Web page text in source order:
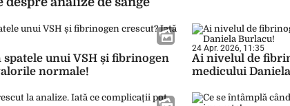
unui VSH și fibrinogen
normale!
24 Apr. 2026, 11:35
Ai nivelul de
medicului